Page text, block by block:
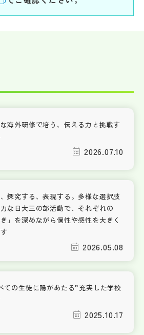
海外研修で培う、伝える力と挑戦す
2026.07.10
探究する、表現する。多様な選択肢
な日大三の部活動で、それぞれの
き」を深めながら個性や感性を大きく
2026.05.08
ての生徒に陽があたる”充実した学校
2025.10.17